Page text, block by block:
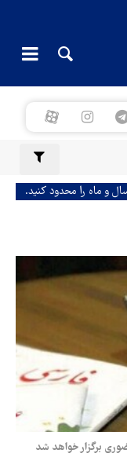
و ماه را محدود کنید.